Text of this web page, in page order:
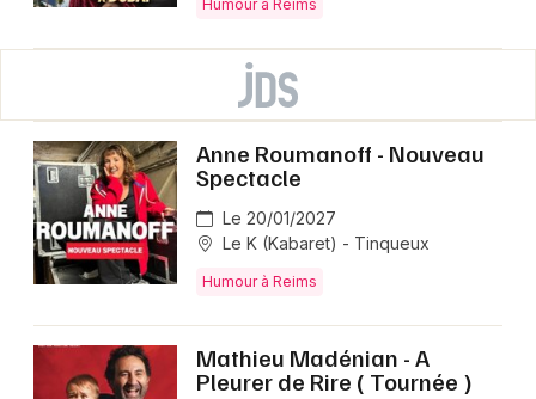
Humour à Reims
Anne Roumanoff - Nouveau
Spectacle
Le 20/01/2027
Le K (Kabaret) - Tinqueux
Humour à Reims
Mathieu Madénian - A
Pleurer de Rire ( Tournée )